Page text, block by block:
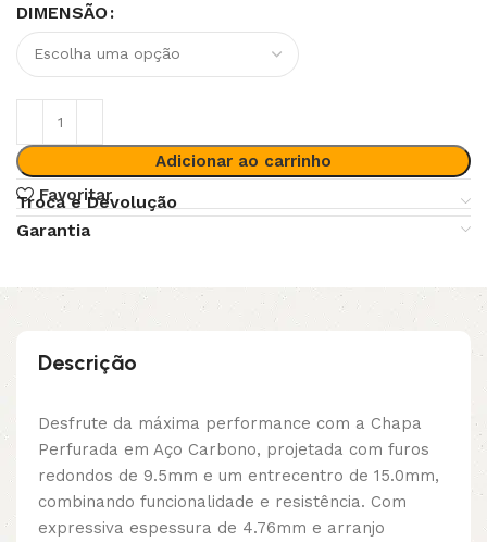
DIMENSÃO
Adicionar ao carrinho
Favoritar
Troca e Devolução
Garantia
Descrição
Desfrute da máxima performance com a Chapa
Perfurada em Aço Carbono, projetada com furos
redondos de 9.5mm e um entrecentro de 15.0mm,
combinando funcionalidade e resistência. Com
expressiva espessura de 4.76mm e arranjo